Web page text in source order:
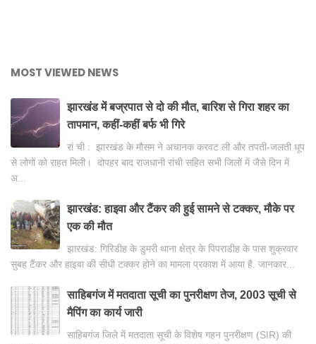
MOST VIEWED NEWS
झारखंड में बज्रपात से दो की मौत, बारिश से गिरा शहर का
तापमान, कहीं-कहीं बर्फ भी गिरे
रां ची : झारखंड के मौसम ने अचानक करवट ली और तपती-जलती धूप
से लोगों को राहत मिली। दोपहर बाद राजधानी रांची सहित सभी जिलों में जैसे दिन में
अ...
झारखंड: हाइवा और टैंकर की हुई सामने से टक्कर, मौके पर
एक की मौत
झारखंड: गिरिडीह के डुमरी थाना क्षेत्र के पिपराडीह के पास शुक्रवार
सुबह टैंकर और हाइवा की सीधी टक्कर होने का मामला प्रकाश में आया है. जानकार...
साहिबगंज में मतदाता सूची का पुनरीक्षण तेज, 2003 सूची से
मैपिंग का कार्य जारी
साहिबगंज जिले में मतदाता सूची के विशेष गहन पुनरीक्षण (SIR) की